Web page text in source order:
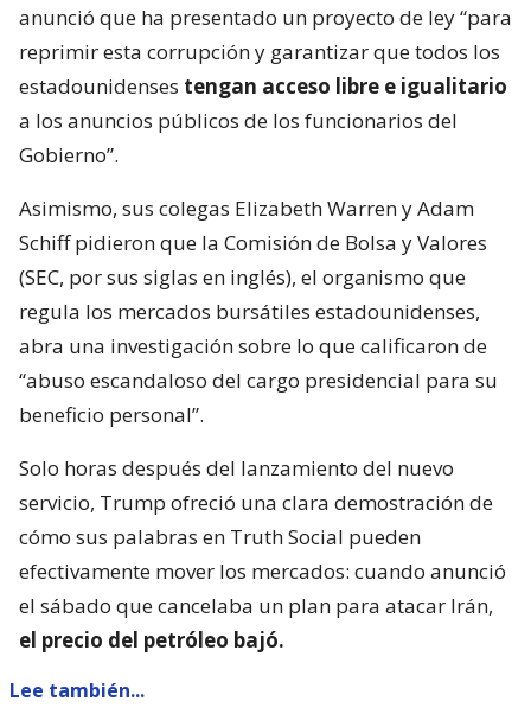
anunció que ha presentado un proyecto de ley “para
reprimir esta corrupción y garantizar que todos los
estadounidenses tengan acceso libre e igualitario
a los anuncios públicos de los funcionarios del
Gobierno”.
Asimismo, sus colegas Elizabeth Warren y Adam
Schiff pidieron que la Comisión de Bolsa y Valores
(SEC, por sus siglas en inglés), el organismo que
regula los mercados bursátiles estadounidenses,
abra una investigación sobre lo que calificaron de
“abuso escandaloso del cargo presidencial para su
beneficio personal”.
Solo horas después del lanzamiento del nuevo
servicio, Trump ofreció una clara demostración de
cómo sus palabras en Truth Social pueden
efectivamente mover los mercados: cuando anunció
el sábado que cancelaba un plan para atacar Irán,
el precio del petróleo bajó.
Lee también...